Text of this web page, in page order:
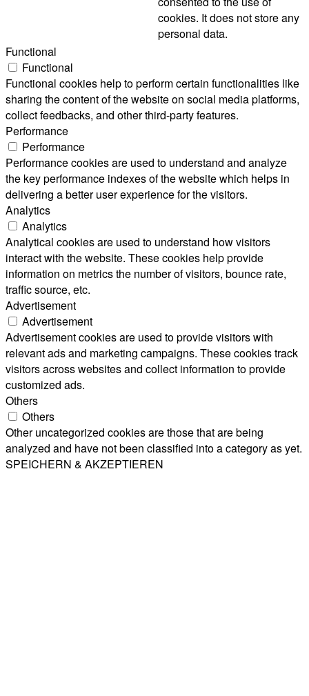
cookies. It does not store any
personal data.
Functional
Functional
Functional cookies help to perform certain functionalities like
sharing the content of the website on social media platforms,
collect feedbacks, and other third-party features.
Performance
Performance
Performance cookies are used to understand and analyze
the key performance indexes of the website which helps in
delivering a better user experience for the visitors.
Analytics
Analytics
Analytical cookies are used to understand how visitors
interact with the website. These cookies help provide
information on metrics the number of visitors, bounce rate,
traffic source, etc.
Advertisement
Advertisement
Advertisement cookies are used to provide visitors with
relevant ads and marketing campaigns. These cookies track
visitors across websites and collect information to provide
customized ads.
Others
Others
Other uncategorized cookies are those that are being
analyzed and have not been classified into a category as yet.
SPEICHERN & AKZEPTIEREN